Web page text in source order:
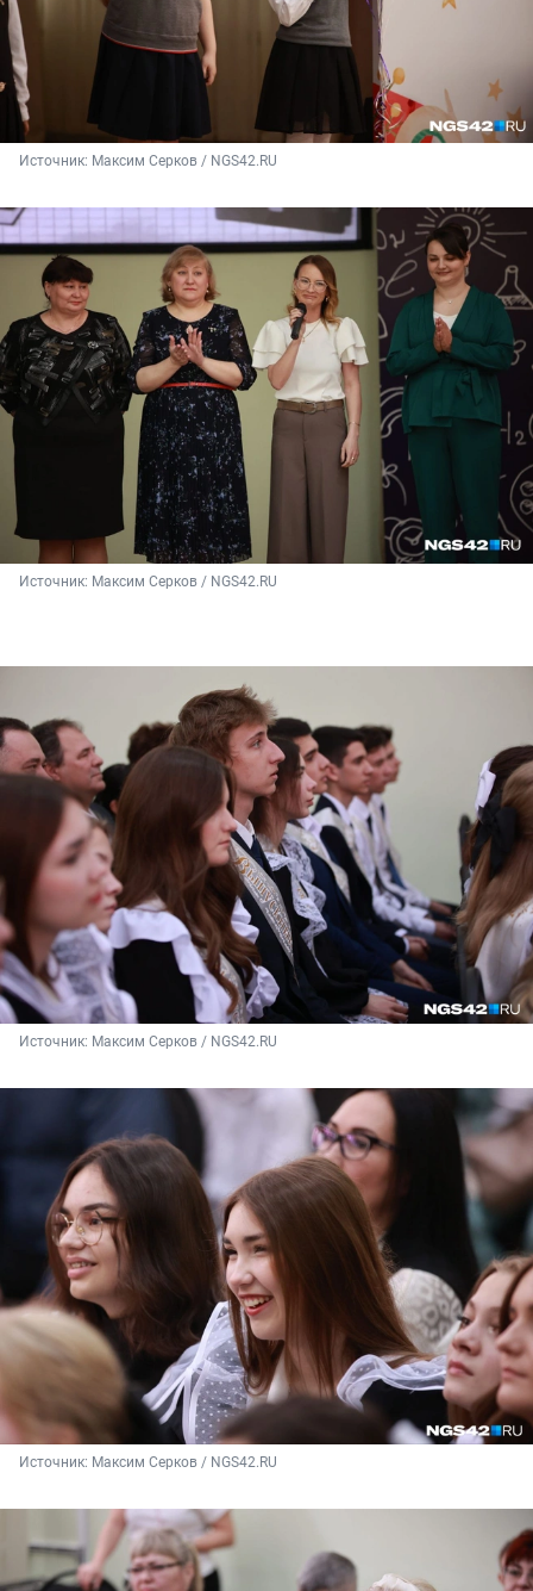
Источник: Максим Серков / NGS42.RU
Источник: Максим Серков / NGS42.RU
Источник: Максим Серков / NGS42.RU
Источник: Максим Серков / NGS42.RU